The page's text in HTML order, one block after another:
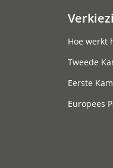
Hoe werkt
Tweede
Eerste
Europees